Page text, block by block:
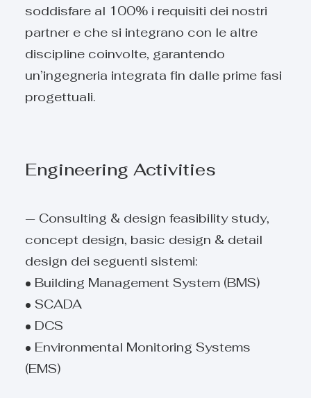
soddisfare al 100% i requisiti dei nostri
partner e che si integrano con le altre
discipline coinvolte, garantendo
un’ingegneria integrata fin dalle prime fasi
progettuali.
Engineering Activities
— Consulting & design feasibility study,
concept design, basic design & detail
design dei seguenti sistemi:
• Building Management System (BMS)
• SCADA
• DCS
• Environmental Monitoring Systems
(EMS)